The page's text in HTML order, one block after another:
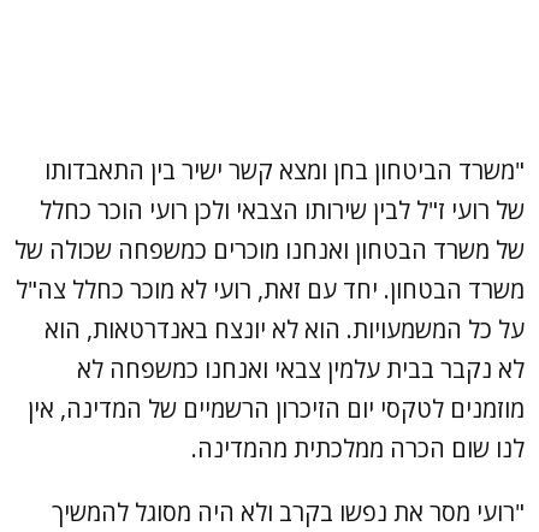
"משרד הביטחון בחן ומצא קשר ישיר בין התאבדותו
של רועי ז"ל לבין שירותו הצבאי ולכן רועי הוכר כחלל
של משרד הבטחון ואנחנו מוכרים כמשפחה שכולה של
משרד הבטחון. יחד עם זאת, רועי לא מוכר כחלל צה"ל
על כל המשמעויות. הוא לא יונצח באנדרטאות, הוא
לא נקבר בבית עלמין צבאי ואנחנו כמשפחה לא
מוזמנים לטקסי יום הזיכרון הרשמיים של המדינה, אין
לנו שום הכרה ממלכתית מהמדינה.
"רועי מסר את נפשו בקרב ולא היה מסוגל להמשיך